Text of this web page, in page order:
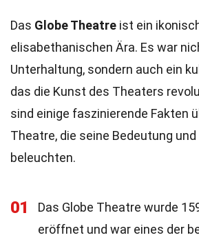
Das Globe Theatre ist ein
elisabethanischen Ära. Es war
Unterhaltung, sondern auch ein
das die Kunst des Theaters
sind einige faszinierende Fakten
Theatre, die seine Bedeutung
beleuchten.
01
Das Globe Theatre wurde
eröffnet und war eines der